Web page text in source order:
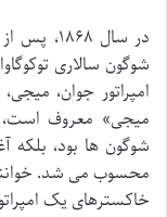
در سال
شوگون سالاری
امپراتور جوان،
میجی» معروف است،
شوگون ها بود، بلکه
محسوب می شد.
خاکسترهای یک